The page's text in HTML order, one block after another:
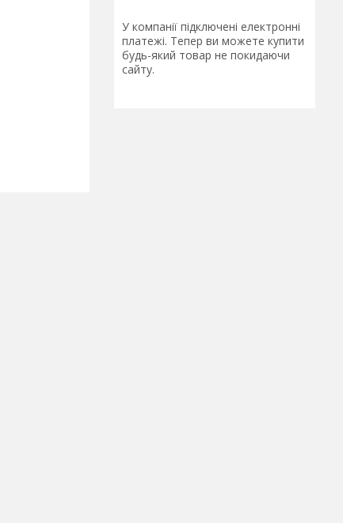
У компанії підключені електронні
платежі. Тепер ви можете купити
будь-який товар не покидаючи
сайту.